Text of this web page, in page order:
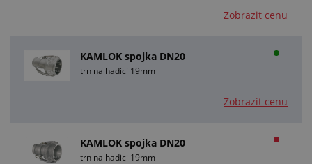
Zobrazit cenu
KAMLOK spojka DN20
trn na hadici 19mm
Zobrazit cenu
KAMLOK spojka DN20
trn na hadici 19mm